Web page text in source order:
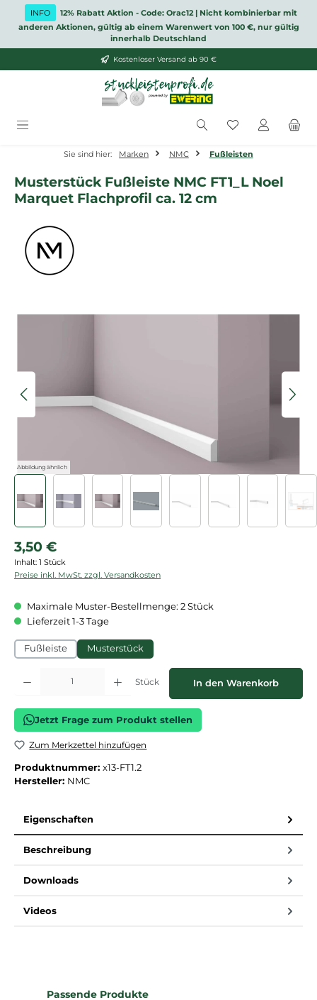
Zum Hauptinhalt springen
INFO
12% Rabatt Aktion - Code: Orac12 | Nicht kombinierbar mit
anderen Aktionen, gültig ab einem Warenwert von 100 €, nur gültig
innerhalb Deutschland
Kostenloser Versand ab 90 €
Du hast 0
Sie sind hier: Marken NMC Fußleisten
Musterstück Fußleiste NMC FT1_L Noel
Marquet Flachprofil ca. 12 cm
Abbildung ähnlich
Regulärer Preis:
3,50 €
Inhalt: 1 Stück
Preise inkl. MwSt. zzgl. Versandkosten
Maximale Muster-Bestellmenge: 2 Stück
Lieferzeit 1-3 Tage
Fußleiste Musterstück
Produkt Anzahl: Gib den gewünschten Wert ein oder benutze die
Stück In den Warenkorb
Jetzt Frage zum Produkt stellen
Zum Merkzettel hinzufügen
Produktnummer: x13-FT1.2
Hersteller: NMC
Eigenschaften
Beschreibung
Downloads
Videos
Produktgalerie überspringen
Passende Produkte